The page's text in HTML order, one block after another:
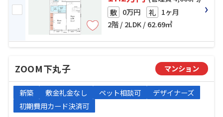
敷 0万円 礼 1ヶ月
2階 / 2LDK / 62.69㎡
ZOOM下丸子 マンション
新築 敷金礼金なし ペット相談可
デザイナーズ
初期費用カード決済可